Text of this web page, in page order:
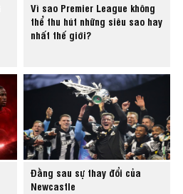
Vì sao Premier League không
thể thu hút những siêu sao hay
nhất thế giới?
Đằng sau sự thay đổi của
Newcastle